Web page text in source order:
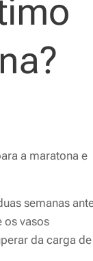
a maratona e
semanas
os vasos
da carga de